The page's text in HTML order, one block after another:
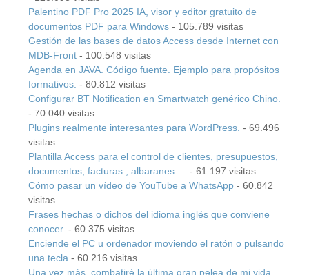
Palentino PDF Pro 2025 IA, visor y editor gratuito de
documentos PDF para Windows - 105.789 visitas
Gestión de las bases de datos Access desde Internet con
MDB-Front - 100.548 visitas
Agenda en JAVA. Código fuente. Ejemplo para propósitos
formativos. - 80.812 visitas
Configurar BT Notification en Smartwatch genérico Chino.
- 70.040 visitas
Plugins realmente interesantes para WordPress. - 69.496
visitas
Plantilla Access para el control de clientes, presupuestos,
documentos, facturas , albaranes …
- 61.197 visitas
Cómo pasar un vídeo de YouTube a WhatsApp - 60.842
visitas
Frases hechas o dichos del idioma inglés que conviene
conocer. - 60.375 visitas
Enciende el PC u ordenador moviendo el ratón o pulsando
una tecla - 60.216 visitas
Una vez más, combatiré la última gran pelea de mi vida